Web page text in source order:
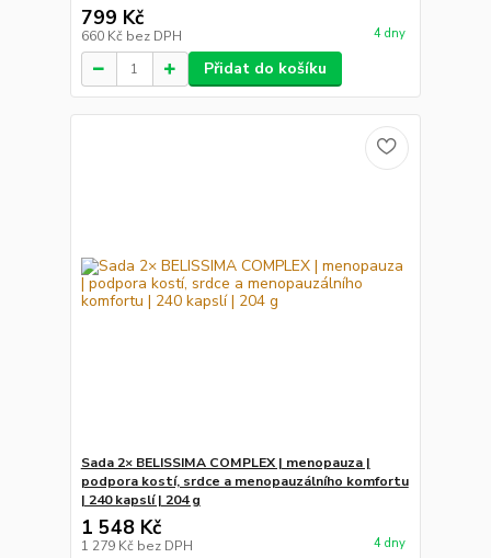
799 Kč
660 Kč bez DPH 4 dny
Přidat do košíku
Sada 2× BELISSIMA COMPLEX | menopauza |
podpora kostí, srdce a menopauzálního komfortu
| 240 kapslí | 204 g
1 548 Kč
1 279 Kč bez DPH 4 dny